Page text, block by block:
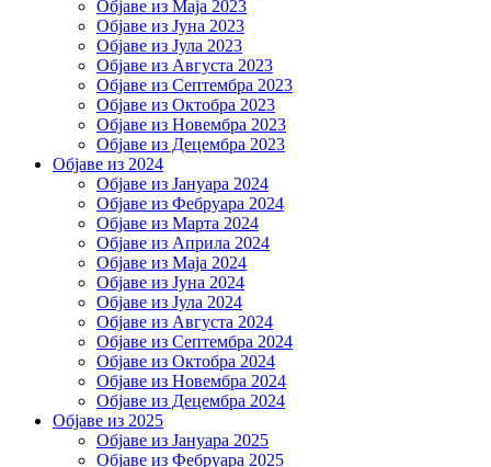
Објаве из Маја 2023
Објаве из Јуна 2023
Објаве из Јула 2023
Објаве из Августа 2023
Објаве из Септембра 2023
Објаве из Октобра 2023
Објаве из Новембра 2023
Објаве из Децембра 2023
Објаве из 2024
Објаве из Јануара 2024
Објаве из Фебруара 2024
Објаве из Марта 2024
Објаве из Априла 2024
Објаве из Маја 2024
Објаве из Јуна 2024
Објаве из Јула 2024
Објаве из Августа 2024
Објаве из Септембра 2024
Објаве из Октобра 2024
Објаве из Новембра 2024
Објаве из Децембра 2024
Објаве из 2025
Објаве из Јануара 2025
Објаве из Фебруара 2025